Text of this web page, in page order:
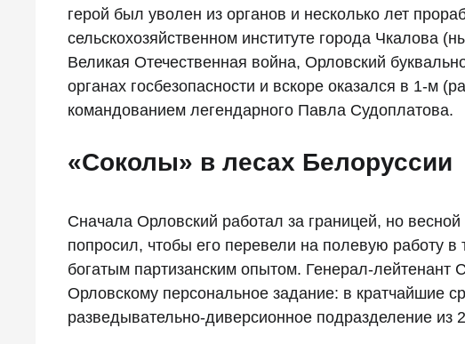
герой был уволен из органов и несколько лет
сельскохозяйственном институте города Чкалова
Великая Отечественная война, Орловский
органах госбезопасности и вскоре оказался в 1-м
командованием легендарного Павла Судоплатова.
«Соколы» в лесах Белоруссии
Сначала Орловский работал за границей, но
попросил, чтобы его перевели на полевую работу
богатым партизанским опытом. Генерал-лейтенант
Орловскому персональное задание: в кратчайшие
разведывательно-диверсионное подразделение из